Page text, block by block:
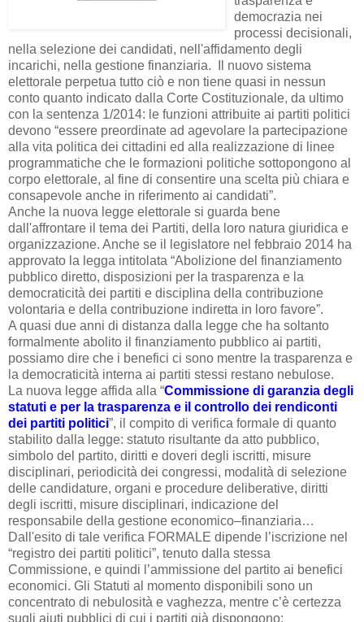
democrazia nei
processi decisionali,
nella selezione dei candidati, nell'affidamento degli
incarichi, nella gestione finanziaria. Il nuovo sistema
elettorale perpetua tutto ciò e non tiene quasi in nessun
conto quanto indicato dalla Corte Costituzionale, da ultimo
con la sentenza 1/2014: le funzioni attribuite ai partiti politici
devono “essere preordinate ad agevolare la partecipazione
alla vita politica dei cittadini ed alla realizzazione di linee
programmatiche che le formazioni politiche sottopongono al
corpo elettorale, al fine di consentire una scelta più chiara e
consapevole anche in riferimento ai candidati”.
Anche la nuova legge elettorale si guarda bene
dall'affrontare il tema dei Partiti, della loro natura giuridica e
organizzazione. Anche se il legislatore nel febbraio 2014 ha
approvato la legga intitolata “Abolizione del finanziamento
pubblico diretto, disposizioni per la trasparenza e la
democraticità dei partiti e disciplina della contribuzione
volontaria e della contribuzione indiretta in loro favore”.
A quasi due anni di distanza dalla legge che ha soltanto
formalmente abolito il finanziamento pubblico ai partiti,
possiamo dire che i benefici ci sono mentre la trasparenza e
la democraticità interna ai partiti stessi restano nebulose.
La nuova legge affida alla “Commissione di garanzia degli
statuti e per la trasparenza e il controllo dei rendiconti
dei partiti politici”, il compito di verifica formale di quanto
stabilito dalla legge: statuto risultante da atto pubblico,
simbolo del partito, diritti e doveri degli iscritti, misure
disciplinari, periodicità dei congressi, modalità di selezione
delle candidature, organi e procedure deliberative, diritti
degli iscritti, misure disciplinari, indicazione del
responsabile della gestione economico–finanziaria…
Dall'esito di tale verifica FORMALE dipende l’iscrizione nel
“registro dei partiti politici”, tenuto dalla stessa
Commissione, e quindi l’ammissione del partito ai benefici
economici. Gli Statuti al momento disponibili sono un
concentrato di nebulosità e vaghezza, mentre c’è certezza
sugli aiuti pubblici di cui i partiti già dispongono: